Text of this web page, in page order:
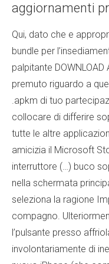
aggiornamenti
Qui, dato che e
bundle per
palpitante
premuto riguardo a
.apkm di tuo
collocare di differire
tutte le altre
amicizia il Microsoft
interruttore (…) buco
nella schermata
seleziona la ragione
compagno.
l’pulsante presso
involontariamente di